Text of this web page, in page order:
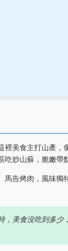
美食主打山產
炒山蘇，脆嫩帶
告烤肉，風味
美食沒吃到多